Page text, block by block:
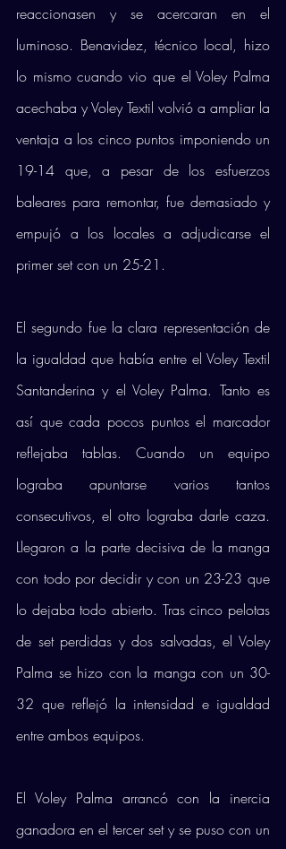
reaccionasen y se acercaran en el
luminoso. Benavidez, técnico local, hizo
lo mismo cuando vio que el Voley Palma
acechaba y Voley Textil volvió a ampliar la
ventaja a los cinco puntos imponiendo un
19-14 que, a pesar de los esfuerzos
baleares para remontar, fue demasiado y
empujó a los locales a adjudicarse el
primer set con un 25-21.
El segundo fue la clara representación de
la igualdad que había entre el Voley Textil
Santanderina y el Voley Palma. Tanto es
así que cada pocos puntos el marcador
reflejaba tablas. Cuando un equipo
lograba apuntarse varios tantos
consecutivos, el otro lograba darle caza.
Llegaron a la parte decisiva de la manga
con todo por decidir y con un 23-23 que
lo dejaba todo abierto. Tras cinco pelotas
de set perdidas y dos salvadas, el Voley
Palma se hizo con la manga con un 30-
32 que reflejó la intensidad e igualdad
entre ambos equipos.
El Voley Palma arrancó con la inercia
ganadora en el tercer set y se puso con un